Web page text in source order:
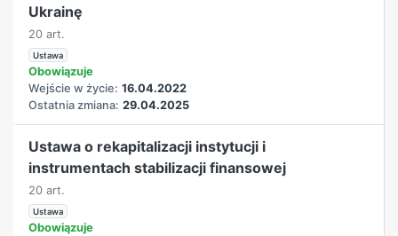
Ukrainę
20 art.
Ustawa
Obowiązuje
Wejście w życie: 16.04.2022
Ostatnia zmiana: 29.04.2025
Ustawa o rekapitalizacji instytucji i
instrumentach stabilizacji finansowej
20 art.
Ustawa
Obowiązuje